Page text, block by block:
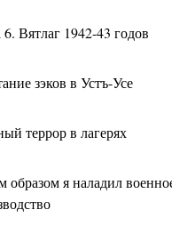
6. Вятлаг 1942-43 годов
зэков в Устъ-Усе
террор в лагерях
образом я наладил